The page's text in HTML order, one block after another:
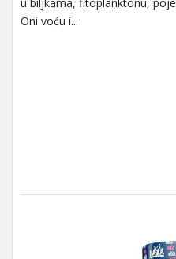
Oni voću i...